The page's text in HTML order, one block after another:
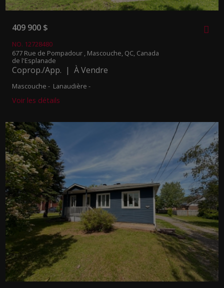
409 900 $
NO. 12728480
677 Rue de Pompadour , Mascouche, QC, Canada
de l'Esplanade
Coprop./App. | À Vendre
Mascouche - Lanaudière -
Voir les détails